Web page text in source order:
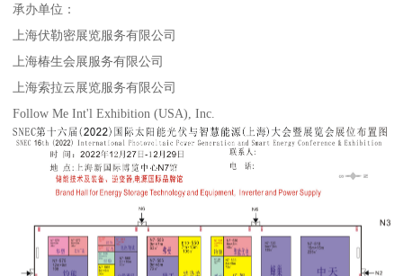
承办单位：
上海伏勒密展览服务有限公司
上海椿生会展服务有限公司
上海索拉云展览服务有限公司
Follow Me Int'l Exhibition (USA), Inc.